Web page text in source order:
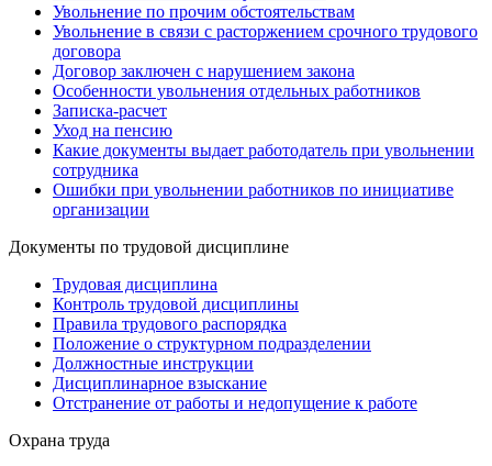
Увольнение по прочим обстоятельствам
Увольнение в связи с расторжением срочного трудового
договора
Договор заключен с нарушением закона
Особенности увольнения отдельных работников
Записка-расчет
Уход на пенсию
Какие документы выдает работодатель при увольнении
сотрудника
Ошибки при увольнении работников по инициативе
организации
Документы по трудовой дисциплине
Трудовая дисциплина
Контроль трудовой дисциплины
Правила трудового распорядка
Положение о структурном подразделении
Должностные инструкции
Дисциплинарное взыскание
Отстранение от работы и недопущение к работе
Охрана труда